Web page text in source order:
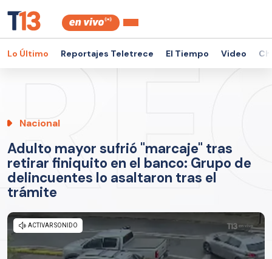
Lo Último Reportajes Teletrece El Tiempo Video
Nacional
Adulto mayor sufrió "marcaje" tras
retirar finiquito en el banco: Grupo de
delincuentes lo asaltaron tras el
trámite